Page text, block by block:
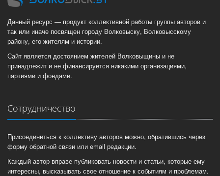
Данный ресурс — продукт коллективной работы группы авторов и
так или иначе посвящен городу Волковыску, Волковысскому
району, его жителям и истории.
Сайт является достоянием жителей Волковыщины и не
принадлежит и не финансируется никакими организациями,
партиями и фондами.
Сотрудничество
Присоединиться к коллективу авторов можно, обратившись через
форму обратной связи или email редакции.
Каждый автор вправе публиковать новости и статьи, которые ему
интересны, высказывать свое отношение к событиям и проблемам.